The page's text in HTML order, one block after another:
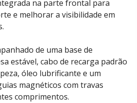
na parte frontal para
e melhorar a visibilidade em
de uma base de
estável, cabo de recarga padrão
óleo lubrificante e um
magnéticos com travas
comprimentos.